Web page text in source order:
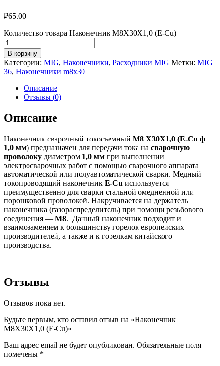
₽65.00
Количество товара Наконечник M8X30X1,0 (E-Cu)
В корзину
Категории: MIG, Наконечники, Расходники MIG Метки: MIG
36, Наконечники m8x30
Описание
Отзывы (0)
Описание
Наконечник сварочный токосъемный M8 X30X1,0 (E-Cu ф
1,0 мм) предназначен для передачи тока на сварочную
проволоку диаметром 1,0 мм при выполнении
электросварочных работ с помощью сварочного аппарата
автоматической или полуавтоматической сварки. Медный
токопроводящий наконечник E-Cu используется
преимущественно для сварки стальной омедненной или
порошковой проволокой. Накручивается на держатель
наконечника (газораспределитель) при помощи резьбового
соединения — М8. Данный наконечник подходит и
взаимозаменяем к большинству горелок европейских
производителей, а также и к горелкам китайского
производства.
Отзывы
Отзывов пока нет.
Будьте первым, кто оставил отзыв на «Наконечник
M8X30X1,0 (E-Cu)»
Ваш адрес email не будет опубликован. Обязательные поля
помечены *